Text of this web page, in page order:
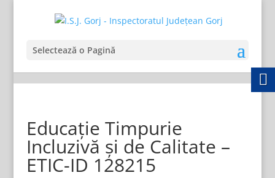
Selectează o Pagină
Educație Timpurie
Incluzivă și de Calitate –
ETIC-ID 128215